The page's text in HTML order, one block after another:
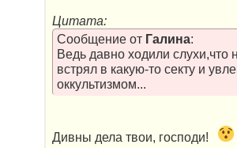
Цитата:
Сообщение от Галина:
Ведь давно ходили слухи,что
встрял в какую-то секту и
оккультизмом...
Дивны дела твои, господи!